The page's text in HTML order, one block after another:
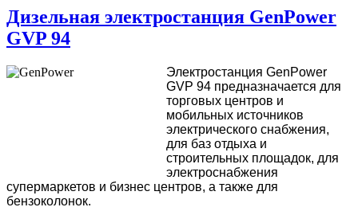
Дизельная электростанция GenPower
GVP 94
Электростанция GenPower
GVP 94 предназначается для
торговых центров и
мобильных источников
электрического снабжения,
для баз отдыха и
строительных площадок, для
электроснабжения
супермаркетов и бизнес центров, а также для
бензоколонок.